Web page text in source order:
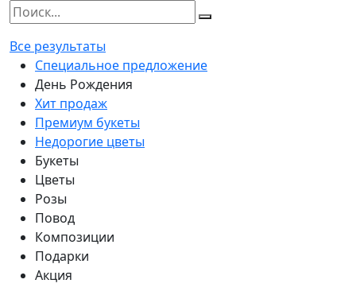
Все результаты
Специальное предложение
День Рождения
Хит продаж
Премиум букеты
Недорогие цветы
Букеты
Цветы
Розы
Повод
Композиции
Подарки
Акция